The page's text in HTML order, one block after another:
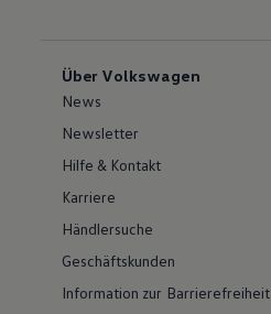
Über Volkswagen
News
Newsletter
Hilfe & Kontakt
Karriere
Händlersuche
Geschäftskunden
Information zur Barrierefreiheit